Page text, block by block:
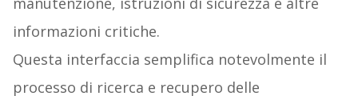
informazioni critiche.
Questa interfaccia semplifica notevolmente il
processo di ricerca e recupero delle